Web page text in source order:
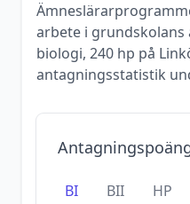
arbete i grundskolans
biologi, 240 hp på
antagningsstatistik
BI BII HP